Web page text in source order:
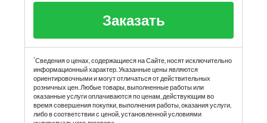
Заказать
*Сведения о ценах, содержащиеся на Сайте, носят исключительно
информационный характер. Указанные цены являются
ориентировочными и могут отличаться от действительных
розничных цен. Любые товары, выполненные работы или
оказанные услуги оплачиваются по ценам, действующим во
время совершения покупки, выполнения работы, оказания услуги,
либо в соответствии с ценой, установленной условиями